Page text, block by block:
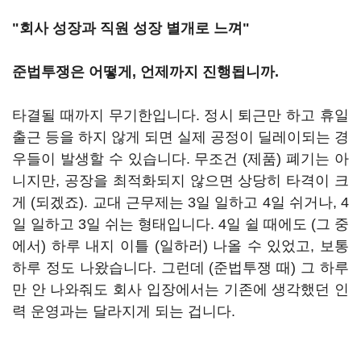
"회사 성장과 직원 성장 별개로 느껴"
준법투쟁은 어떻게, 언제까지 진행됩니까.
타결될 때까지 무기한입니다. 정시 퇴근만 하고 휴일
출근 등을 하지 않게 되면 실제 공정이 딜레이되는 경
우들이 발생할 수 있습니다. 무조건 (제품) 폐기는 아
니지만, 공장을 최적화되지 않으면 상당히 타격이 크
게 (되겠죠). 교대 근무제는 3일 일하고 4일 쉬거나, 4
일 일하고 3일 쉬는 형태입니다. 4일 쉴 때에도 (그 중
에서) 하루 내지 이틀 (일하러) 나올 수 있었고, 보통
하루 정도 나왔습니다. 그런데 (준법투쟁 때) 그 하루
만 안 나와줘도 회사 입장에서는 기존에 생각했던 인
력 운영과는 달라지게 되는 겁니다.